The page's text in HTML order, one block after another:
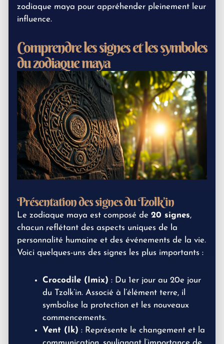
zodiaque maya pour appréhender pleinement leur
influence.
Comprendre les signes et les symboles
du zodiaque maya
Présentation des signes du Tzolk’in
Le zodiaque maya est composé de 20 signes,
chacun reflétant des aspects uniques de la
personnalité humaine et des événements de la vie.
Voici quelques-uns des signes les plus importants :
Crocodile (Imix) : Du 1er jour au 20e jour
du Tzolk’in. Associé à l’élément terre, il
symbolise la protection et les nouveaux
commencements.
Vent (Ik) : Représente le changement et la